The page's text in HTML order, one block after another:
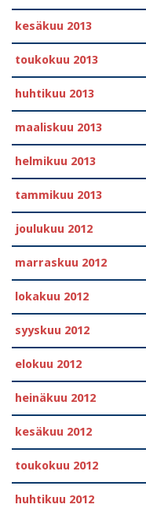
kesäkuu 2013
toukokuu 2013
huhtikuu 2013
maaliskuu 2013
helmikuu 2013
tammikuu 2013
joulukuu 2012
marraskuu 2012
lokakuu 2012
syyskuu 2012
elokuu 2012
heinäkuu 2012
kesäkuu 2012
toukokuu 2012
huhtikuu 2012